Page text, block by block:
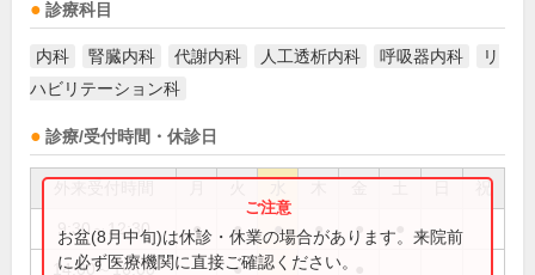
診療科目
内科 腎臓内科 代謝内科 人工透析内科 呼吸器内科
リ
ハビリテーション科
診療/受付時間・休診日
祝
9:30～12:30 ● ● ● ● ●
14:00～16:00 ●
お盆(8月中旬)は休診・休業の場合があります。来院前
に必ず医療機関に直接ご確認ください。